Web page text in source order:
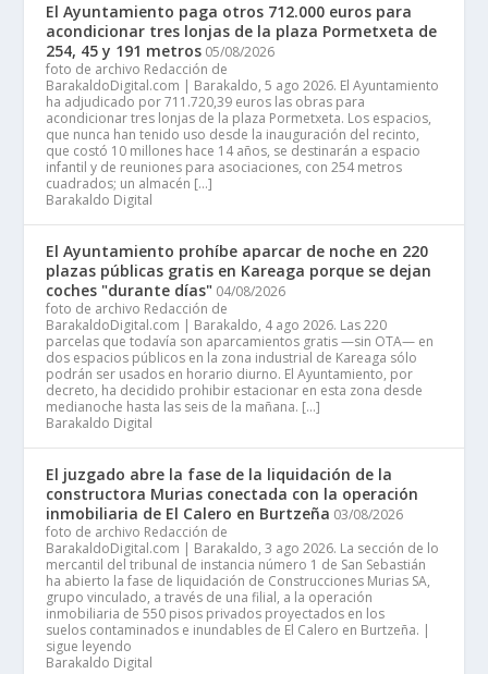
El Ayuntamiento paga otros 712.000 euros para
acondicionar tres lonjas de la plaza Pormetxeta de
254, 45 y 191 metros 05/08/2026
foto de archivo Redacción de
BarakaldoDigital.com | Barakaldo, 5 ago 2026. El Ayuntamiento
ha adjudicado por 711.720,39 euros las obras para
acondicionar tres lonjas de la plaza Pormetxeta. Los espacios,
que nunca han tenido uso desde la inauguración del recinto,
que costó 10 millones hace 14 años, se destinarán a espacio
infantil y de reuniones para asociaciones, con 254 metros
cuadrados; un almacén […]
Barakaldo Digital
El Ayuntamiento prohíbe aparcar de noche en 220
plazas públicas gratis en Kareaga porque se dejan
coches "durante días" 04/08/2026
foto de archivo Redacción de
BarakaldoDigital.com | Barakaldo, 4 ago 2026. Las 220
parcelas que todavía son aparcamientos gratis —sin OTA— en
dos espacios públicos en la zona industrial de Kareaga sólo
podrán ser usados en horario diurno. El Ayuntamiento, por
decreto, ha decidido prohibir estacionar en esta zona desde
medianoche hasta las seis de la mañana. […]
Barakaldo Digital
El juzgado abre la fase de la liquidación de la
constructora Murias conectada con la operación
inmobiliaria de El Calero en Burtzeña 03/08/2026
foto de archivo Redacción de
BarakaldoDigital.com | Barakaldo, 3 ago 2026. La sección de lo
mercantil del tribunal de instancia número 1 de San Sebastián
ha abierto la fase de liquidación de Construcciones Murias SA,
grupo vinculado, a través de una filial, a la operación
inmobiliaria de 550 pisos privados proyectados en los
suelos contaminados e inundables de El Calero en Burtzeña. |
sigue leyendo
Barakaldo Digital